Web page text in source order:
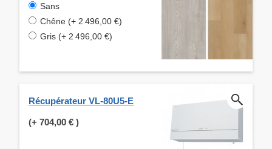
Sans
Chêne (+ 2 496,00 €)
Gris (+ 2 496,00 €)
Récupérateur VL-80U5-E
(+ 704,00 € )